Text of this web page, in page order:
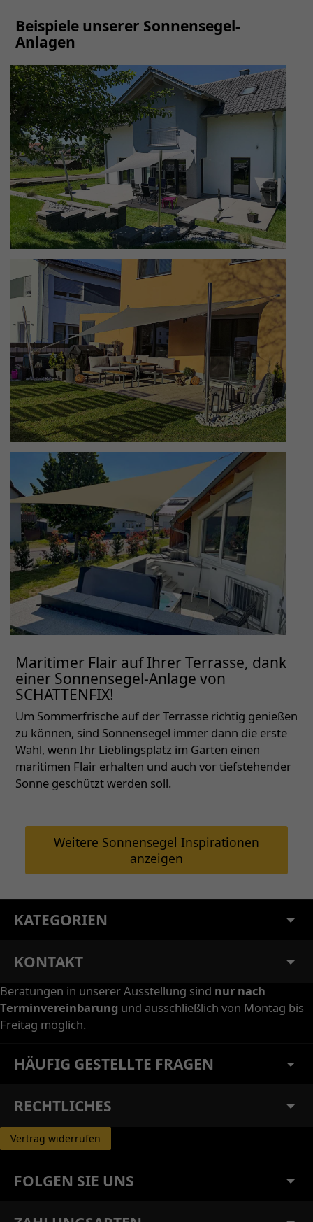
Beispiele unserer Sonnensegel-
Anlagen
Maritimer Flair auf Ihrer Terrasse, dank
einer Sonnensegel-Anlage von
SCHATTENFIX!
Um Sommerfrische auf der Terrasse richtig genießen
zu können, sind Sonnensegel immer dann die erste
Wahl, wenn Ihr Lieblingsplatz im Garten einen
maritimen Flair erhalten und auch vor tiefstehender
Sonne geschützt werden soll.
Weitere Sonnensegel Inspirationen
anzeigen
KATEGORIEN
KONTAKT
Beratungen in unserer Ausstellung sind nur nach
Terminvereinbarung und ausschließlich von Montag bis
Freitag möglich.
HÄUFIG GESTELLTE FRAGEN
RECHTLICHES
Vertrag widerrufen
FOLGEN SIE UNS